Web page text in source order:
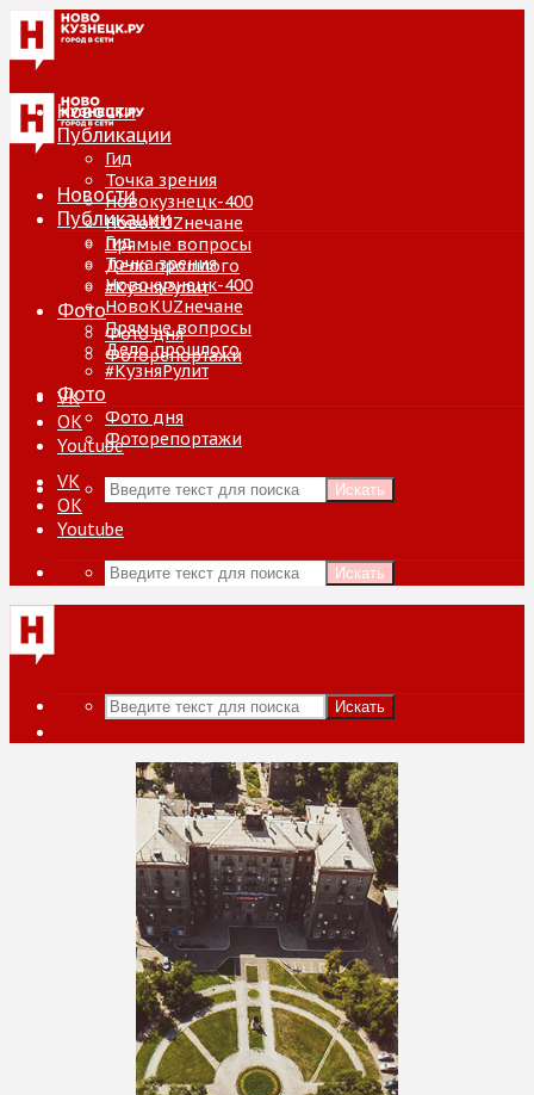
Новости
Публикации
Гид
Точка зрения
Новокузнецк-400
НовоKUZнечане
Прямые вопросы
Дело прошлого
#КузняРулит
Фото
Фото дня
Фоторепортажи
VK
ОК
Youtube
Искать
Новости
Публикации
Гид
Точка зрения
Новокузнецк-400
НовоKUZнечане
Прямые вопросы
Дело прошлого
#КузняРулит
Фото
Фото дня
Фоторепортажи
VK
ОК
Youtube
Искать
Искать